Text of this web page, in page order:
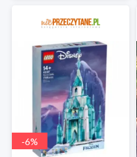
-6%